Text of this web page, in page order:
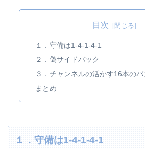
目次
１．守備は1-4-1-4-1
２．偽サイドバック
３．チャンネルの活かす16本の
まとめ
１．守備は1-4-1-4-1